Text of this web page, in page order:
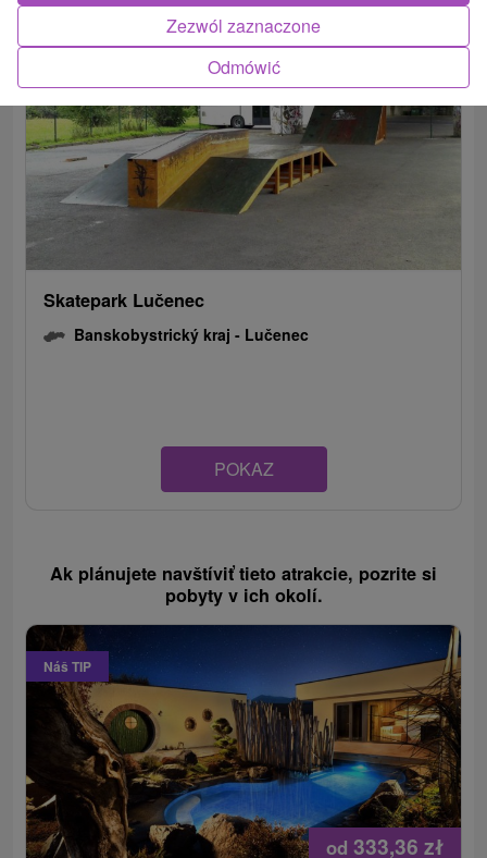
Skatepark Lučenec
Banskobystrický kraj - Lučenec
POKAZ
Ak plánujete navštíviť tieto atrakcie, pozrite si
pobyty v ich okolí.
Náš TIP
od 333,36zł
Odmówić
Zezwól zaznaczone